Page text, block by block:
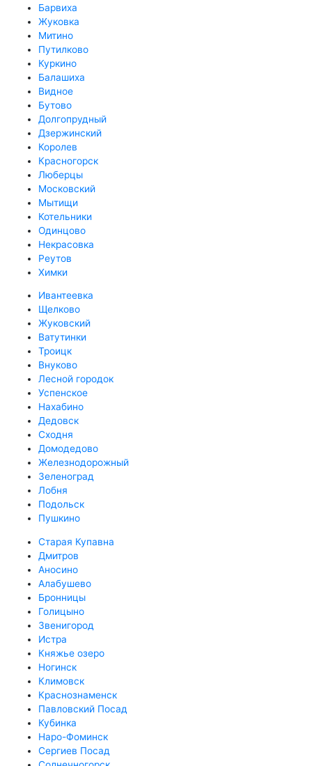
Барвиха
Жуковка
Митино
Путилково
Куркино
Балашиха
Видное
Бутово
Долгопрудный
Дзержинский
Королев
Красногорск
Люберцы
Московский
Мытищи
Котельники
Одинцово
Некрасовка
Реутов
Химки
Ивантеевка
Щелково
Жуковский
Ватутинки
Троицк
Внуково
Лесной городок
Успенское
Нахабино
Дедовск
Сходня
Домодедово
Железнодорожный
Зеленоград
Лобня
Подольск
Пушкино
Старая Купавна
Дмитров
Аносино
Алабушево
Бронницы
Голицыно
Звенигород
Истра
Княжье озеро
Ногинск
Климовск
Краснознаменск
Павловский Посад
Кубинка
Наро-Фоминск
Сергиев Посад